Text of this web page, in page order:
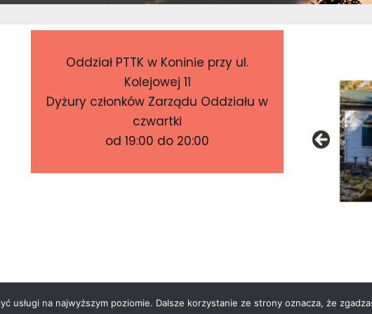
Oddział PTTK w Koninie przy ul.
Kolejowej 11
Dyżury członków Zarządu Oddziału w
czwartki
od 19:00 do 20:00
usługi na najwyższym poziomie. Dalsze korzystanie ze strony oznacza, że